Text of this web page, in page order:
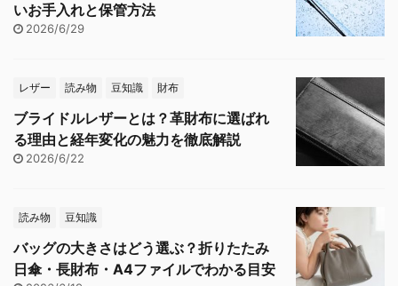
いお手入れと保管方法
2026/6/29
レザー 読み物 豆知識 財布
ブライドルレザーとは？革財布に選ばれ
る理由と経年変化の魅力を徹底解説
2026/6/22
読み物 豆知識
バッグの大きさはどう選ぶ？折りたたみ
日傘・長財布・A4ファイルでわかる目安